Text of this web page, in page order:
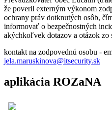
že poveril externým výkonom
ochrany práv dotknutých osôb,
informovať o bezpečnostných
akýchkoľvek dotazov a otázok zo
kontakt na zodpovednú osobu -
jela.maruskinova@itsecurity.sk
aplikácia ROZaNA